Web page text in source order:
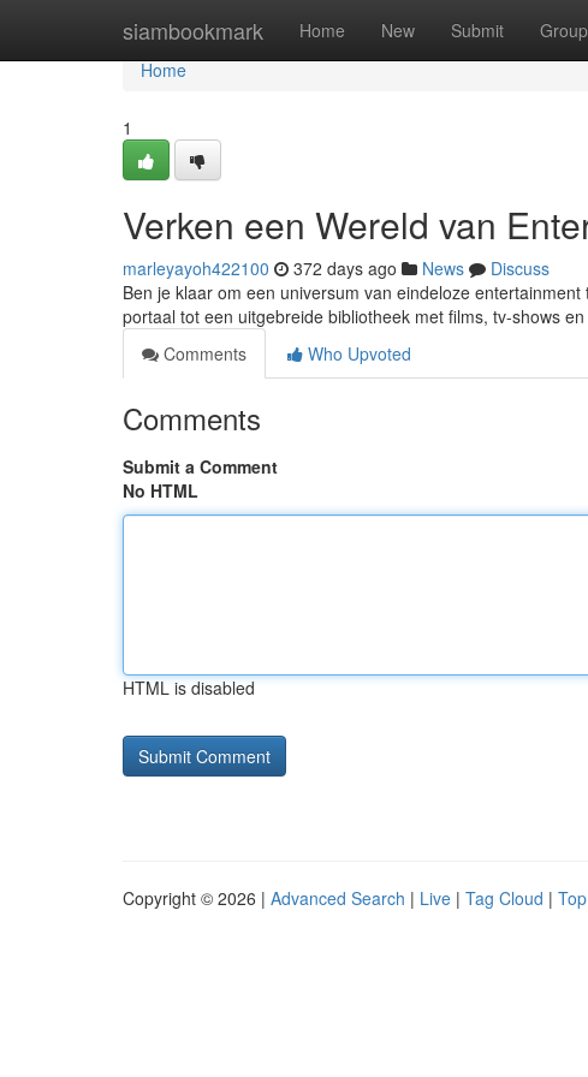
siambookmark Home New Submit
Home
Home
1
Verken een Wereld van
marleyayoh422100 372 days ago News
Discuss
Ben je klaar om een universum van eindeloze
portaal tot een uitgebreide bibliotheek met films, tv-shows
Comments
Who Upvoted
Comments
Submit a Comment
No HTML
HTML is disabled
Copyright © 2026 | Advanced Search | Live | Tag Cloud |